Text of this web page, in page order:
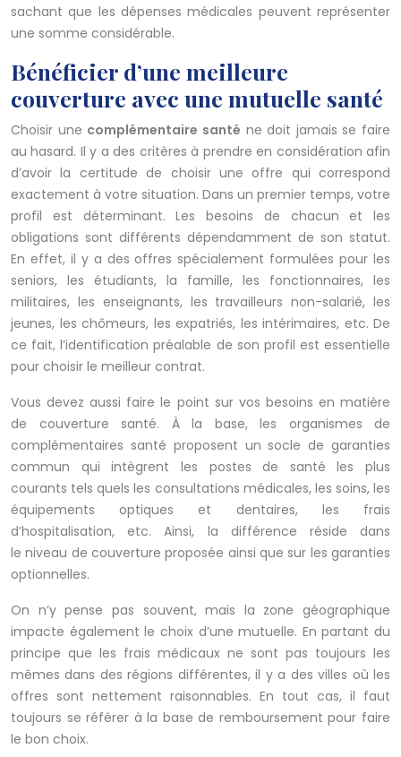
sachant que les dépenses médicales peuvent représenter
une somme considérable.
Bénéficier d’une meilleure
couverture avec une mutuelle santé
Choisir une complémentaire santé ne doit jamais se faire
au hasard. Il y a des critères à prendre en considération afin
d’avoir la certitude de choisir une offre qui correspond
exactement à votre situation. Dans un premier temps, votre
profil est déterminant. Les besoins de chacun et les
obligations sont différents dépendamment de son statut.
En effet, il y a des offres spécialement formulées pour les
seniors, les étudiants, la famille, les fonctionnaires, les
militaires, les enseignants, les travailleurs non-salarié, les
jeunes, les chômeurs, les expatriés, les intérimaires, etc. De
ce fait, l’identification préalable de son profil est essentielle
pour choisir le meilleur contrat.
Vous devez aussi faire le point sur vos besoins en matière
de couverture santé. À la base, les organismes de
complémentaires santé proposent un socle de garanties
commun qui intègrent les postes de santé les plus
courants tels quels les consultations médicales, les soins, les
équipements optiques et dentaires, les frais
d’hospitalisation, etc. Ainsi, la différence réside dans
le niveau de couverture proposée ainsi que sur les garanties
optionnelles.
On n’y pense pas souvent, mais la zone géographique
impacte également le choix d’une mutuelle. En partant du
principe que les frais médicaux ne sont pas toujours les
mêmes dans des régions différentes, il y a des villes où les
offres sont nettement raisonnables. En tout cas, il faut
toujours se référer à la base de remboursement pour faire
le bon choix.